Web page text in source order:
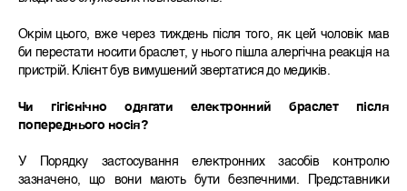
Окрім цього, вже через тиждень після того, як цей чоловік мав
би перестати носити браслет, у нього пішла алергічна реакція на
пристрій. Клієнт був вимушений звертатися до медиків.
Чи гігієнічно одягати електронний браслет після
попереднього носія?
У Порядку застосування електронних засобів контролю
зазначено, що вони мають бути безпечними. Представники